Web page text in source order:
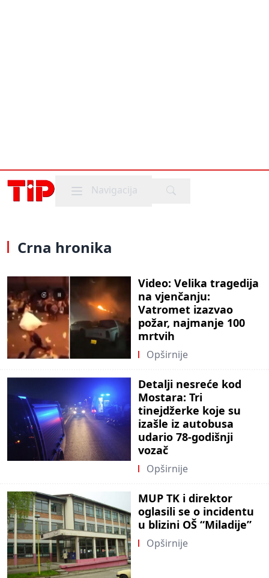
Mobile menu
Navigacija
Crna hronika
Video: Velika tragedija
na vjenčanju:
Vatromet izazvao
požar, najmanje 100
mrtvih
Opširnije
Detalji nesreće kod
Mostara: Tri
tinejdžerke koje su
izašle iz autobusa
udario 78-godišnji
vozač
Opširnije
MUP TK i direktor
oglasili se o incidentu
u blizini OŠ “Miladije”
Opširnije